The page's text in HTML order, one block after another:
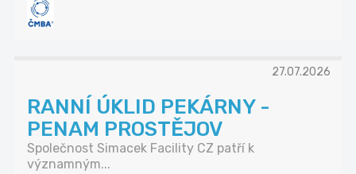
27.07.2026
RANNÍ ÚKLID PEKÁRNY -
PENAM PROSTĚJOV
Společnost Simacek Facility CZ patří k
významným...